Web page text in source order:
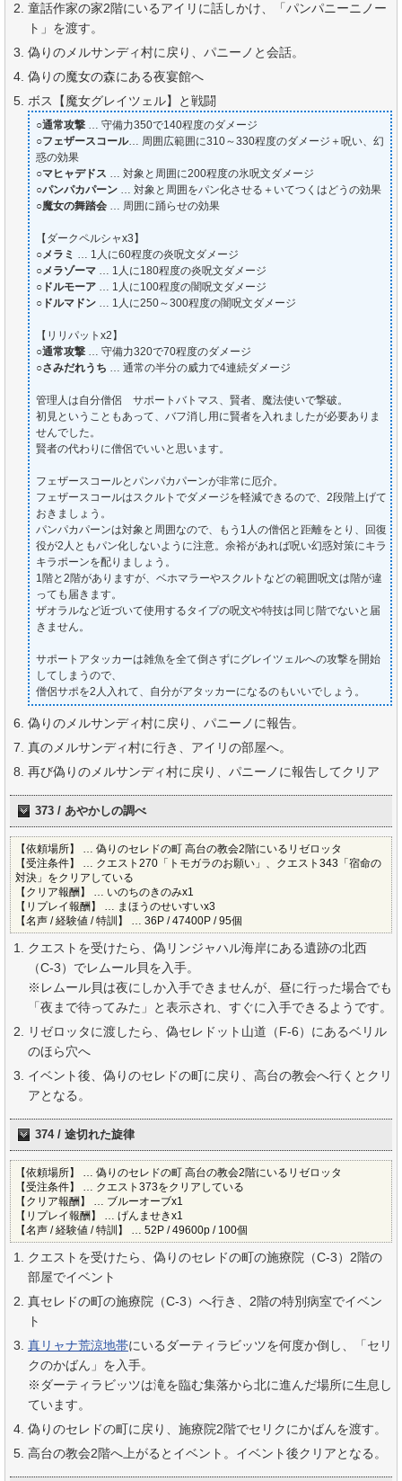
童話作家の家2階にいるアイリに話しかけ、「パンパニーニノー
ト」を渡す。
偽りのメルサンディ村に戻り、パニーノと会話。
偽りの魔女の森にある夜宴館へ
ボス【魔女グレイツェル】と戦闘
○通常攻撃 … 守備力350で140程度のダメージ
○フェザースコール… 周囲広範囲に310～330程度のダメージ＋呪い、幻
惑の効果
○マヒャデドス … 対象と周囲に200程度の氷呪文ダメージ
○パンパカパーン … 対象と周囲をパン化させる＋いてつくはどうの効果
○魔女の舞踏会 … 周囲に踊らせの効果
【ダークペルシャx3】
○メラミ … 1人に60程度の炎呪文ダメージ
○メラゾーマ … 1人に180程度の炎呪文ダメージ
○ ドルモーア … 1人に100程度の闇呪文ダメージ
○ ドルマドン … 1人に250～300程度の闇呪文ダメージ
【リリパットx2】
○通常攻撃 … 守備力320で70程度のダメージ
○さみだれうち … 通常の半分の威力で4連続ダメージ
管理人は自分僧侶 サポートバトマス、賢者、魔法使いで撃破。
初見ということもあって、バフ消し用に賢者を入れましたが必要ありま
せんでした。
賢者の代わりに僧侶でいいと思います。
フェザースコールとパンパカパーンが非常に厄介。
フェザースコールはスクルトでダメージを軽減できるので、2段階上げて
おきましょう。
パンパカパーンは対象と周囲なので、もう1人の僧侶と距離をとり、回復
役が2人ともパン化しないように注意。余裕があれば呪い幻惑対策にキラ
キラポーンを配りましょう。
1階と2階がありますが、ベホマラーやスクルトなどの範囲呪文は階が違
っても届きます。
ザオラルなど近づいて使用するタイプの呪文や特技は同じ階でないと届
きません。
サポートアタッカーは雑魚を全て倒さずにグレイツェルへの攻撃を開始
してしまうので、
僧侶サポを2人入れて、自分がアタッカーになるのもいいでしょう。
偽りのメルサンディ村に戻り、パニーノに報告。
真のメルサンディ村に行き、アイリの部屋へ。
再び偽りのメルサンディ村に戻り、パニーノに報告してクリア
373 / あやかしの調べ
【依頼場所】 … 偽りのセレドの町 高台の教会2階にいるリゼロッタ
【受注条件】 … クエスト270「トモガラのお願い」、クエスト343「宿命の
対決」をクリアしている
【クリア報酬】 … いのちのきのみx1
【リプレイ報酬】 … まほうのせいすいx3
【名声 / 経験値 / 特訓】 … 36P / 47400P / 95個
クエストを受けたら、偽リンジャハル海岸にある遺跡の北西
（C-3）でレムール貝を入手。
※レムール貝は夜にしか入手できませんが、昼に行った場合でも
「夜まで待ってみた」と表示され、すぐに入手できるようです。
リゼロッタに渡したら、偽セレドット山道（F-6）にあるベリル
のほら穴へ
イベント後、偽りのセレドの町に戻り、高台の教会へ行くとクリ
アとなる。
374 / 途切れた旋律
【依頼場所】 … 偽りのセレドの町 高台の教会2階にいるリゼロッタ
【受注条件】 … クエスト373をクリアしている
【クリア報酬】 … ブルーオーブx1
【リプレイ報酬】 … げんませきx1
【名声 / 経験値 / 特訓】 … 52P / 49600p / 100個
クエストを受けたら、偽りのセレドの町の施療院（C-3）2階の
部屋でイベント
真セレドの町の施療院（C-3）へ行き、2階の特別病室でイベン
ト
真リャナ荒涼地帯にいるダーティラビッツを何度か倒し、「セリ
クのかばん」を入手。
※ダーティラビッツは滝を臨む集落から北に進んだ場所に生息し
ています。
偽りのセレドの町に戻り、施療院2階でセリクにかばんを渡す。
高台の教会2階へ上がるとイベント。イベント後クリアとなる。